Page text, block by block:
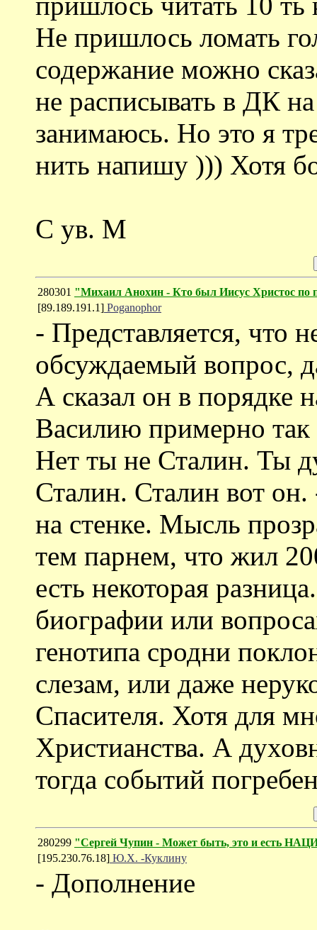
Не пришлось ломать
содержание можно
не расписывать в ДК
занимаюсь. Но это я
нить напишу ))) Хотя
С ув. М
280301 "Михаил Анохин - Кто был Иисус Христос по
[89.189.191.1] Poganophor
- Представляется, что
обсуждаемый вопрос,
А сказал он в порядке
Василию примерно
Нет ты не Сталин. Ты
Сталин. Сталин вот он.
на стенке. Мысль
тем парнем, что жил
есть некоторая
биографии или
генотипа сродни
слезам, или даже
Спасителя. Хотя для
Христианства. А
тогда событий
280299 "Сергей Чупин - Может быть, это и есть
[195.230.76.18] Ю.Х. -Куклину
- Дополнение